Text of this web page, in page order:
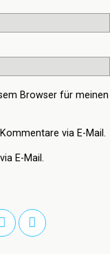
Browser für meinen
via E-Mail.
E-Mail.